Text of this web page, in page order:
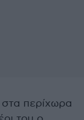
στα περίχωρα